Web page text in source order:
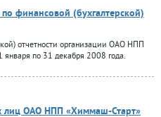
финансовой (бухгалтерской)
отчетности организации ОАО НПП
по 31 декабря 2008 года.
лиц ОАО НПП «Химмаш-Старт»